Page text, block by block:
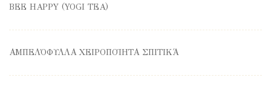
BEE HAPPY (YOGI TEA)
ΑΜΠΕΛΌΦΥΛΛΑ ΧΕΙΡΟΠΟΊΗΤΑ ΣΠΙΤΙΚΆ